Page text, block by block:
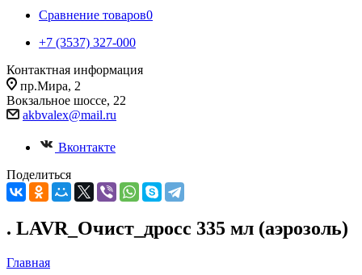
Сравнение товаров0
+7 (3537) 327-000
Контактная информация
пр.Мира, 2
Вокзальное шоссе, 22
akbvalex@mail.ru
Вконтакте
Поделиться
. LAVR_Очист_дросс 335 мл (аэрозоль)
Главная